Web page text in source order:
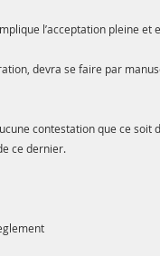
l’acceptation pleine
devra se faire par
contestation que ce
ce dernier.